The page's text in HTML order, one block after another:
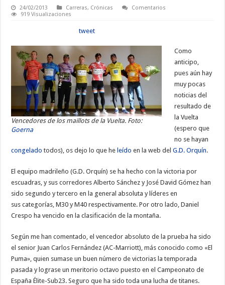
24/02/2013 Carreras, Crónicas
Comentarios
919 Visualizaciones
tweet
Vencedores de los maillots de la Vuelta. Foto:
Goerna
Como
anticipo,
pues aún hay
muy pocas
noticias del
resultado de
la Vuelta
(espero que
no se hayan
congelado todos), os dejo lo que he leído en la web delG.D. Orquín.
El equipo madrileño (G.D. Orquín) se ha hecho con la victoria por
escuadras, y sus corredores Alberto Sánchez y José David Gómez han
sido segundo y tercero en la general absoluta y líderes en
sus categorías, M30 y M40 respectivamente. Por otro lado, Daniel
Crespo ha vencido en la clasificación de la montaña.
Según me han comentado, el vencedor absoluto de la prueba ha sido
el senior Juan Carlos Fernández (AC-Marriott), más conocido como «El
Puma», quien sumase un buen número de victorias la temporada
pasada y lograse un meritorio octavo puesto en el Campeonato de
España Élite-Sub23. Seguro que ha sido toda una lucha de titanes.